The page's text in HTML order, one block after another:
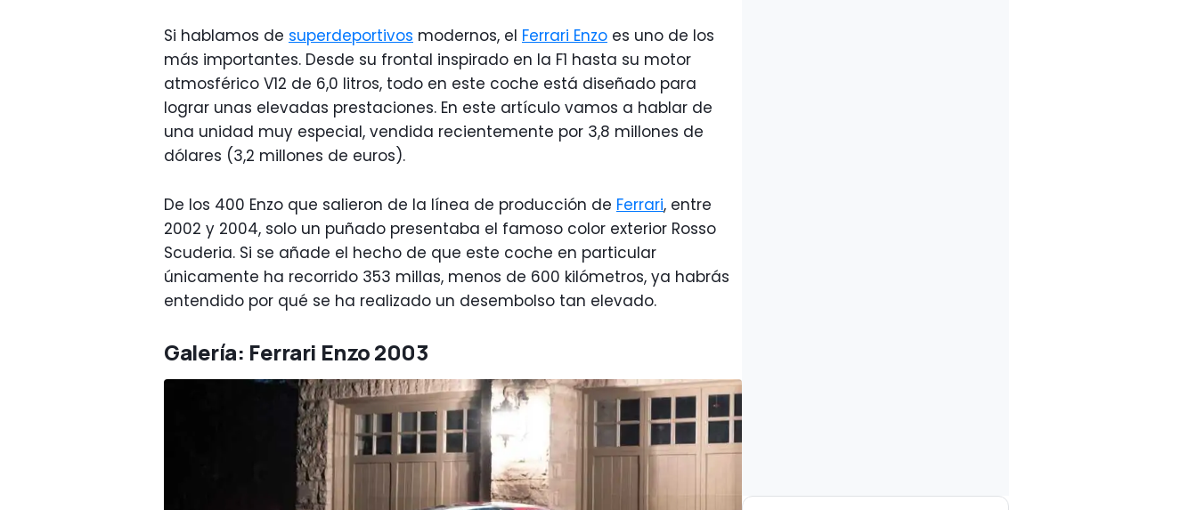
Si hablamos de superdeportivos modernos, el Ferrari Enzo es uno de los
más importantes. Desde su frontal inspirado en la F1 hasta su motor
atmosférico V12 de 6,0 litros, todo en este coche está diseñado para
lograr unas elevadas prestaciones. En este artículo vamos a hablar de
una unidad muy especial, vendida recientemente por 3,8 millones de
dólares (3,2 millones de euros).
De los 400 Enzo que salieron de la línea de producción de Ferrari, entre
2002 y 2004, solo un puñado presentaba el famoso color exterior Rosso
Scuderia. Si se añade el hecho de que este coche en particular
únicamente ha recorrido 353 millas, menos de 600 kilómetros, ya habrás
entendido por qué se ha realizado un desembolso tan elevado.
Galería: Ferrari Enzo 2003